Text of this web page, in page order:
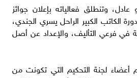
وتنطلق فعالياته بإعلان جوائز
الكاتب الكبير الراحل يسري الجندي،
في فرعي التأليف، والإعداد عن أصل
أعضاء لجنة التحكيم التي تكونت من